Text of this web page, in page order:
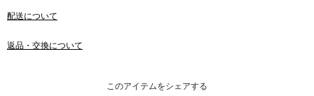
配送について
返品・交換について
このアイテムをシェアする